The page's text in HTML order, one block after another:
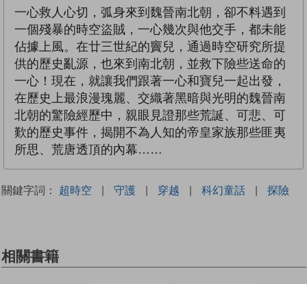
一心救人心切，弧身來到魏晉南北朝，卻不料遇到
一個殘暴的時空盜賊，一心幾次與他交手，都未能
佔據上風。在廿三世紀的竇兒，通過時空研究所提
供的歷史亂源，也來到南北朝，並救下險些送命的
一心！現在，就讓我們跟著一心和寶兒一起出發，
在歷史上最浪漫瑰麗、交織著黑暗與光明的魏晉南
北朝的驚險經歷中，親眼見證那些荒誕、可悲、可
歎的歷史事件，揭開不為人知的帝皇家族那些匪夷
所思、荒唐透頂的內幕……
關鍵字詞： 超時空 | 守護 | 穿越 | 科幻童話 | 探險
相關書籍